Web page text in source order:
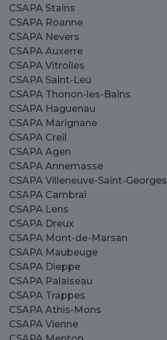
CSAPA Stains
CSAPA Roanne
CSAPA Nevers
CSAPA Auxerre
CSAPA Vitrolles
CSAPA Saint-Leu
CSAPA Thonon-les-Bains
CSAPA Haguenau
CSAPA Marignane
CSAPA Creil
CSAPA Agen
CSAPA Annemasse
CSAPA Villeneuve-Saint-Georges
CSAPA Cambrai
CSAPA Lens
CSAPA Dreux
CSAPA Mont-de-Marsan
CSAPA Maubeuge
CSAPA Dieppe
CSAPA Palaiseau
CSAPA Trappes
CSAPA Athis-Mons
CSAPA Vienne